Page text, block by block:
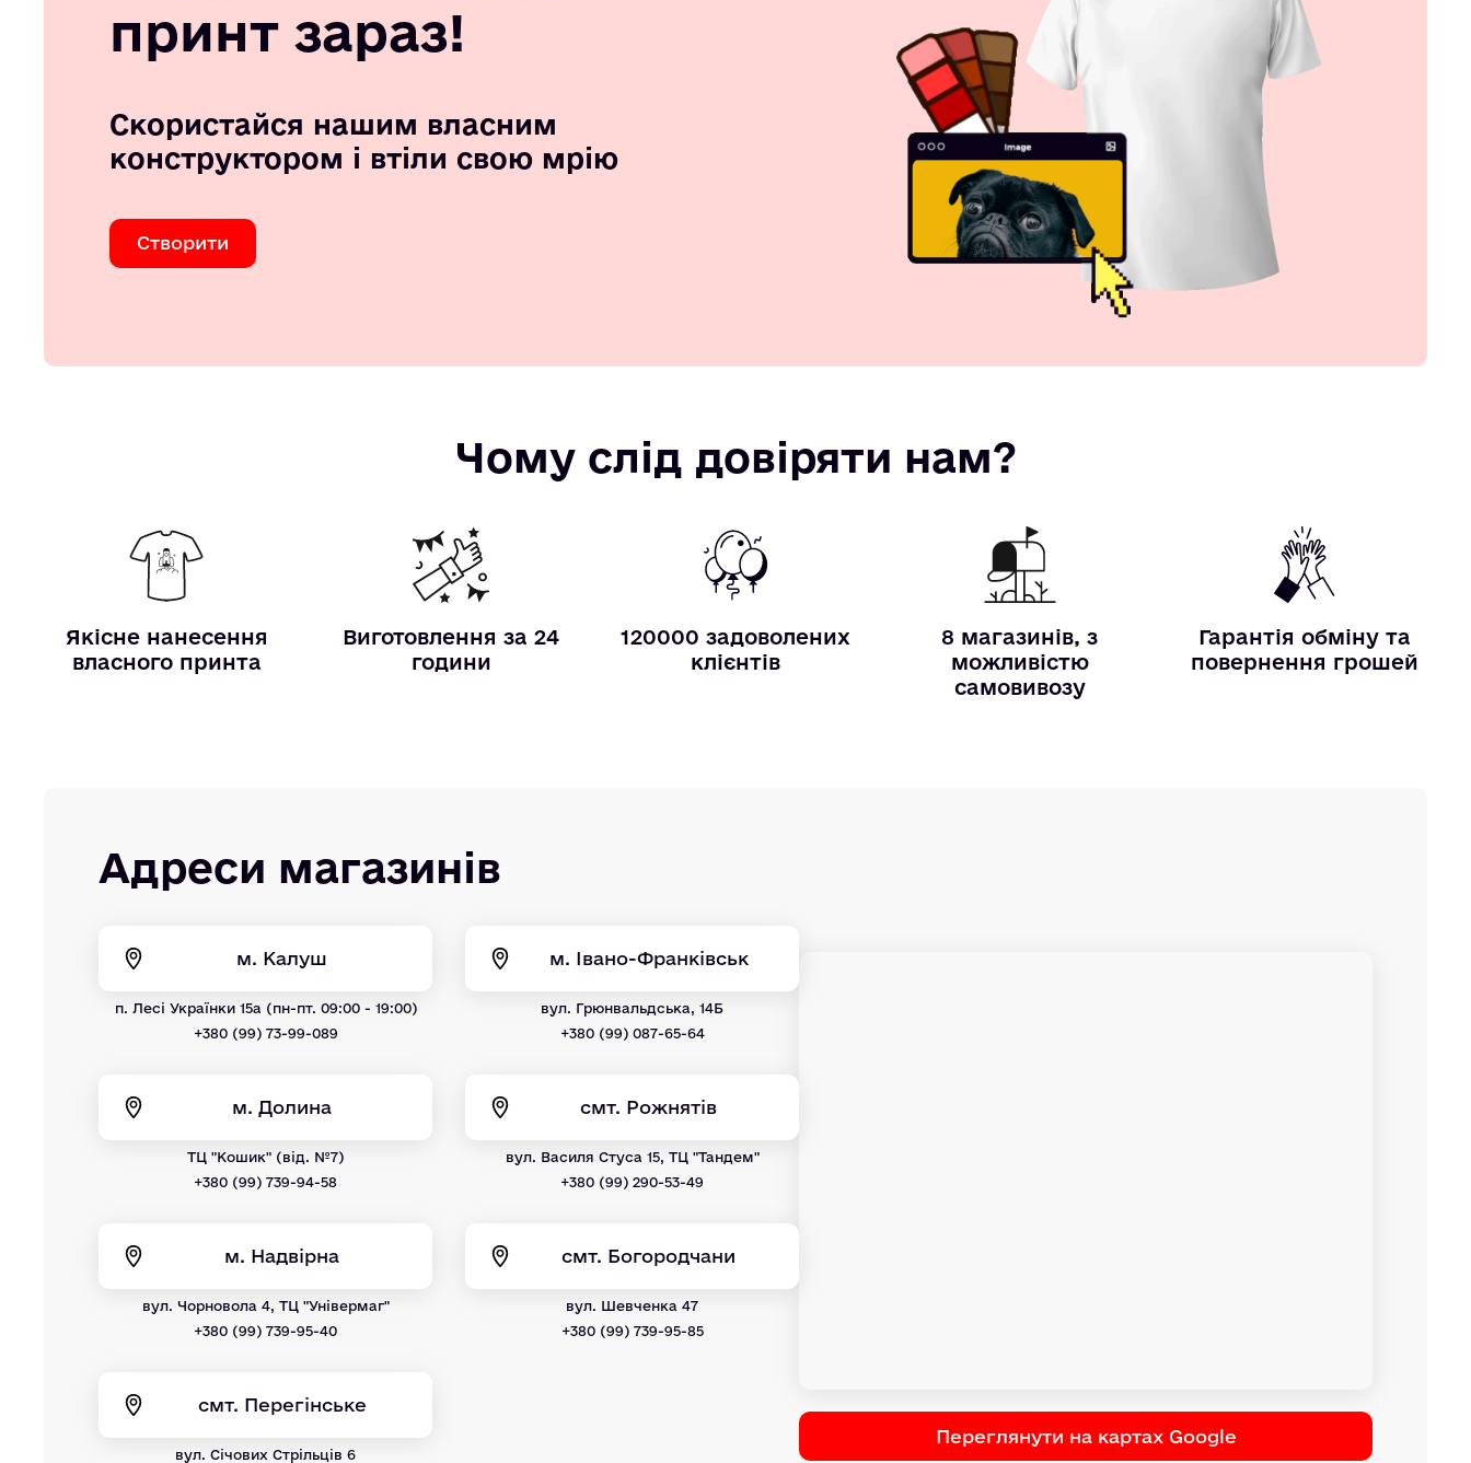
принт зараз!
Скористайся нашим власним
конструктором і втіли свою мрію
Створити
Чому слід довіряти нам?
Якісне нанесення
власного принта
Виготовлення за 24
години
120000 задоволених
клієнтів
8 магазинів, з
можливістю
самовивозу
Гарантія обміну та
повернення грошей
Адреси магазинів
м. Калуш
п. Лесі Українки 15а (пн-пт. 09:00 - 19:00)
+380 (99) 73-99-089
м. Івано-Франківськ
вул. Грюнвальдська, 14Б
+380 (99) 087-65-64
м. Долина
ТЦ "Кошик" (від. №7)
+380 (99) 739-94-58
смт. Рожнятів
вул. Василя Стуса 15, ТЦ "Тандем"
+380 (99) 290-53-49
м. Надвірна
вул. Чорновола 4, ТЦ "Універмаг"
+380 (99) 739-95-40
смт. Богородчани
вул. Шевченка 47
+380 (99) 739-95-85
смт. Перегінське
вул. Січових Стрільців 6
Переглянути на картах Google